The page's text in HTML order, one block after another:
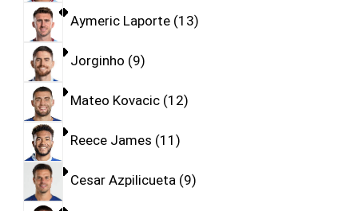
Aymeric Laporte 13
Jorginho 9
Mateo Kovacic 12
Reece James 11
Cesar Azpilicueta 9